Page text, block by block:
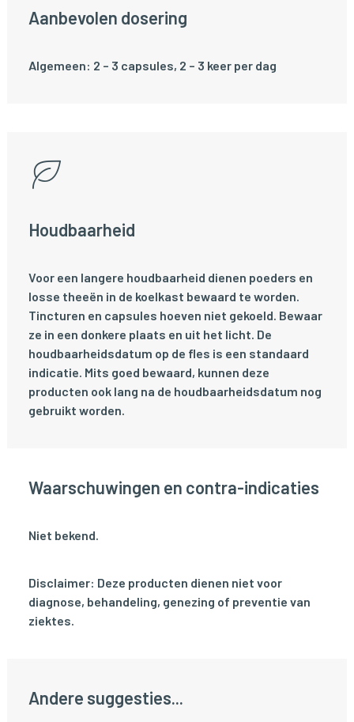
Aanbevolen dosering
Algemeen: 2 – 3 capsules, 2 – 3 keer per dag
Houdbaarheid
Voor een langere houdbaarheid dienen poeders en
losse theeën in de koelkast bewaard te worden.
Tincturen en capsules hoeven niet gekoeld. Bewaar
ze in een donkere plaats en uit het licht. De
houdbaarheidsdatum op de fles is een standaard
indicatie. Mits goed bewaard, kunnen deze
producten ook lang na de houdbaarheidsdatum nog
gebruikt worden.
Waarschuwingen en contra-indicaties
Niet bekend.
Disclaimer: Deze producten dienen niet voor
diagnose, behandeling, genezing of preventie van
ziektes.
Andere suggesties...